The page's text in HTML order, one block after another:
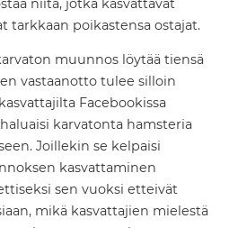
niitä, jotka kasvattavat
tarkkaan poikastensa ostajat.
muunnos löytää tiensä
vastaanotto tulee silloin
Facebookissa
karvatonta hamsteria
Joillekin se kelpaisi
kasvattaminen
sen vuoksi etteivät
mikä kasvattajien mielestä